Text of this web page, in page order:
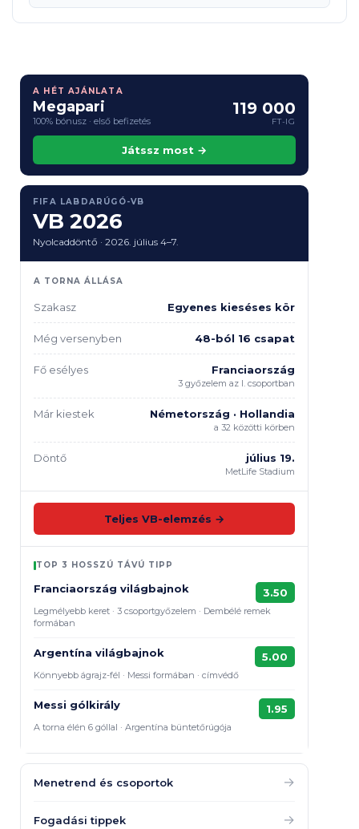
A HÉT AJÁNLATA
Megapari
100% bónusz · első befizetés
119 000
FT-IG
Játssz most →
FIFA LABDARÚGÓ-VB
VB 2026
Nyolcaddöntő · 2026. július 4–7.
A TORNA ÁLLÁSA
Szakasz Egyenes kieséses kör
Még versenyben 48-ból 16 csapat
Fő esélyes Franciaország
3 győzelem az I. csoportban
Már kiestek Németország · Hollandia
a 32 közötti körben
Döntő július 19.
MetLife Stadium
Teljes VB-elemzés →
TOP 3 HOSSZÚ TÁVÚ TIPP
Franciaország világbajnok 3.50
Legmélyebb keret · 3 csoportgyőzelem · Dembélé remek
formában
Argentína világbajnok 5.00
Könnyebb ágrajz-fél · Messi formában · címvédő
Messi gólkirály 1.95
A torna élén 6 góllal · Argentína büntetőrúgója
Menetrend és csoportok →
Fogadási tippek →